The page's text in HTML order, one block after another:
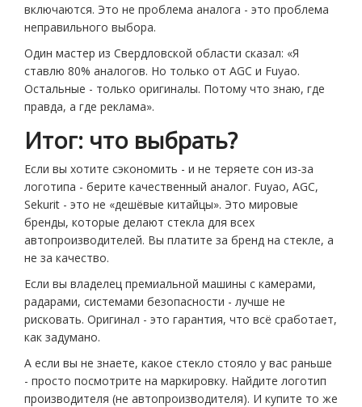
включаются. Это не проблема аналога - это проблема
неправильного выбора.
Один мастер из Свердловской области сказал: «Я
ставлю 80% аналогов. Но только от AGC и Fuyao.
Остальные - только оригиналы. Потому что знаю, где
правда, а где реклама».
Итог: что выбрать?
Если вы хотите сэкономить - и не теряете сон из-за
логотипа - берите качественный аналог. Fuyao, AGC,
Sekurit - это не «дешёвые китайцы». Это мировые
бренды, которые делают стекла для всех
автопроизводителей. Вы платите за бренд на стекле, а
не за качество.
Если вы владелец премиальной машины с камерами,
радарами, системами безопасности - лучше не
рисковать. Оригинал - это гарантия, что всё сработает,
как задумано.
А если вы не знаете, какое стекло стояло у вас раньше
- просто посмотрите на маркировку. Найдите логотип
производителя (не автопроизводителя). И купите то же